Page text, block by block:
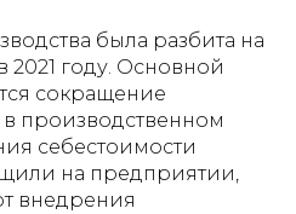
была разбита на
2021 году. Основной
сокращение
производственном
себестоимости
на предприятии,
внедрения